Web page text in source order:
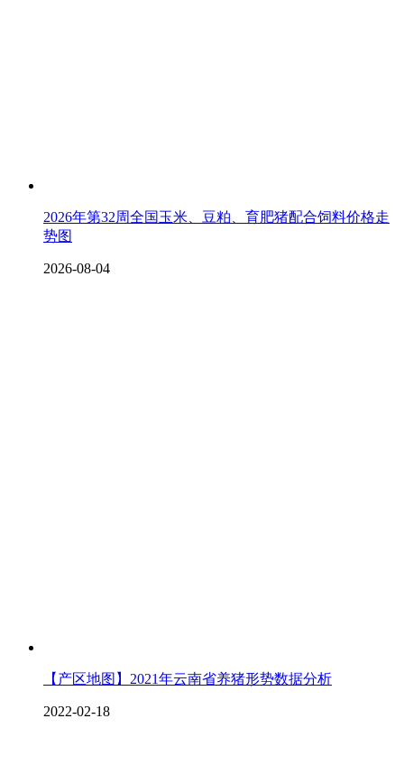
2026年第32周全国玉米、豆粕、育肥猪配合饲料价格走
势图
2026-08-04
【产区地图】2021年云南省养猪形势数据分析
2022-02-18